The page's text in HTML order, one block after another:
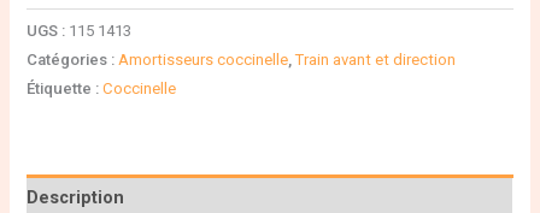
UGS : 115 1413
Catégories :Amortisseurs coccinelle,Train avant et direction
Étiquette :Coccinelle
Description